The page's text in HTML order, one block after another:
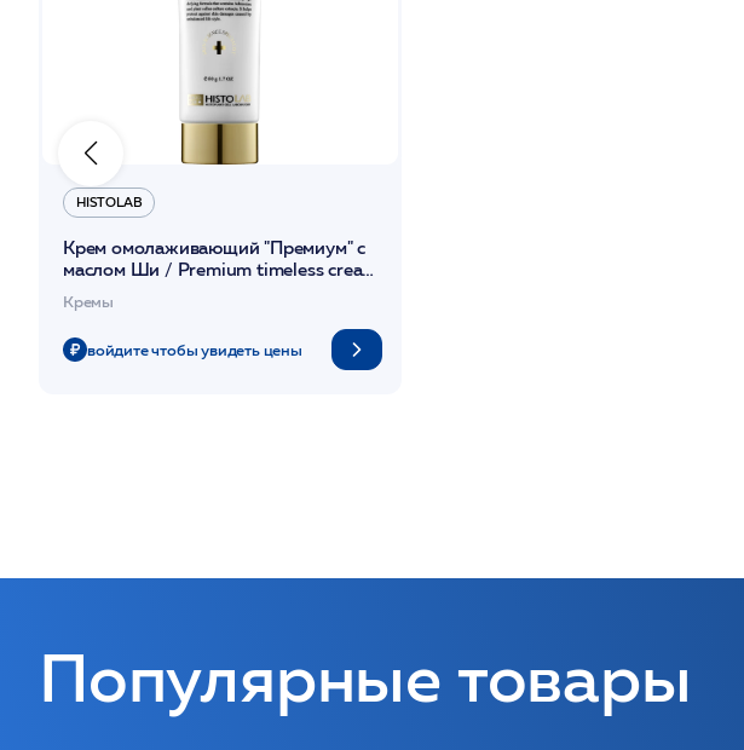
HISTOLAB
Крем омолаживающий "Премиум" с
маслом Ши / Premium timeless cream
80гр /HISTOLAB*
Кремы
войдите чтобы увидеть цены
Популярные товары